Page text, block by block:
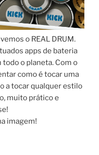
o REAL DRUM.
apps de bateria
o planeta. Com o
como é tocar uma
a tocar qualquer estilo
muito prático e
imagem!